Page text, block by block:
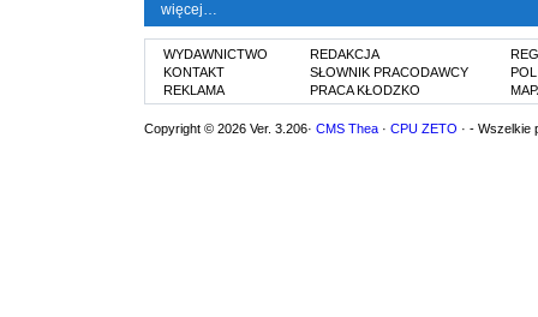
więcej…
WYDAWNICTWO
KONTAKT
REKLAMA
REDAKCJA
SŁOWNIK PRACODAWCY
PRACA KŁODZKO
Copyright © 2026 Ver. 3.206· CMS Thea · CPU ZETO · - Wszelkie